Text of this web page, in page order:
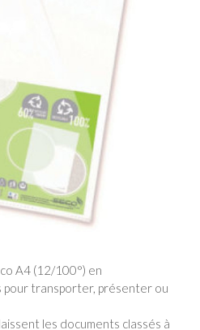
A4 (12/100°) en
pour transporter, présenter ou
les documents classés à